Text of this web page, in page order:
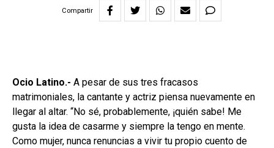
Compartir
Ocio Latino.- A pesar de sus tres fracasos
matrimoniales, la cantante y actriz piensa nuevamente en
llegar al altar. “No sé, probablemente, ¡quién sabe! Me
gusta la idea de casarme y siempre la tengo en mente.
Como mujer, nunca renuncias a vivir tu propio cuento de